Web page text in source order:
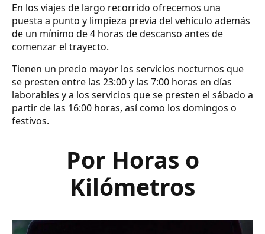
En los viajes de largo recorrido ofrecemos una
puesta a punto y limpieza previa del vehículo además
de un mínimo de 4 horas de descanso antes de
comenzar el trayecto.
Tienen un precio mayor los servicios nocturnos que
se presten entre las 23:00 y las 7:00 horas en días
laborables y a los servicios que se presten el sábado a
partir de las 16:00 horas, así como los domingos o
festivos.
Por Horas o
Kilómetros